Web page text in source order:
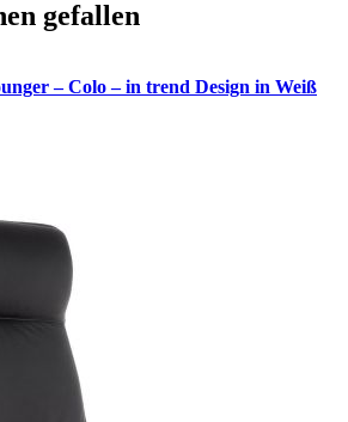
gefallen
– Colo – in trend Design in Weiß